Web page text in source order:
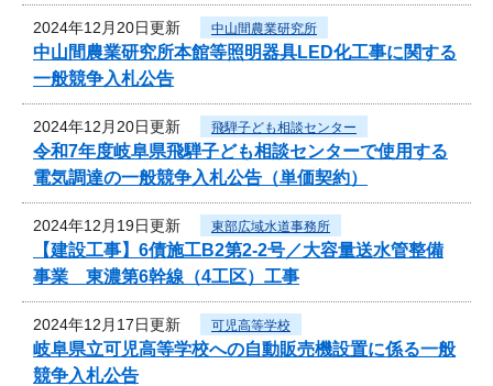
2024年12月20日更新 中山間農業研究所
中山間農業研究所本館等照明器具LED化工事に関する
一般競争入札公告
2024年12月20日更新 飛騨子ども相談センター
令和7年度岐阜県飛騨子ども相談センターで使用する
電気調達の一般競争入札公告（単価契約）
2024年12月19日更新 東部広域水道事務所
【建設工事】6債施工B2第2-2号／大容量送水管整備
事業 東濃第6幹線（4工区）工事
2024年12月17日更新 可児高等学校
岐阜県立可児高等学校への自動販売機設置に係る一般
競争入札公告